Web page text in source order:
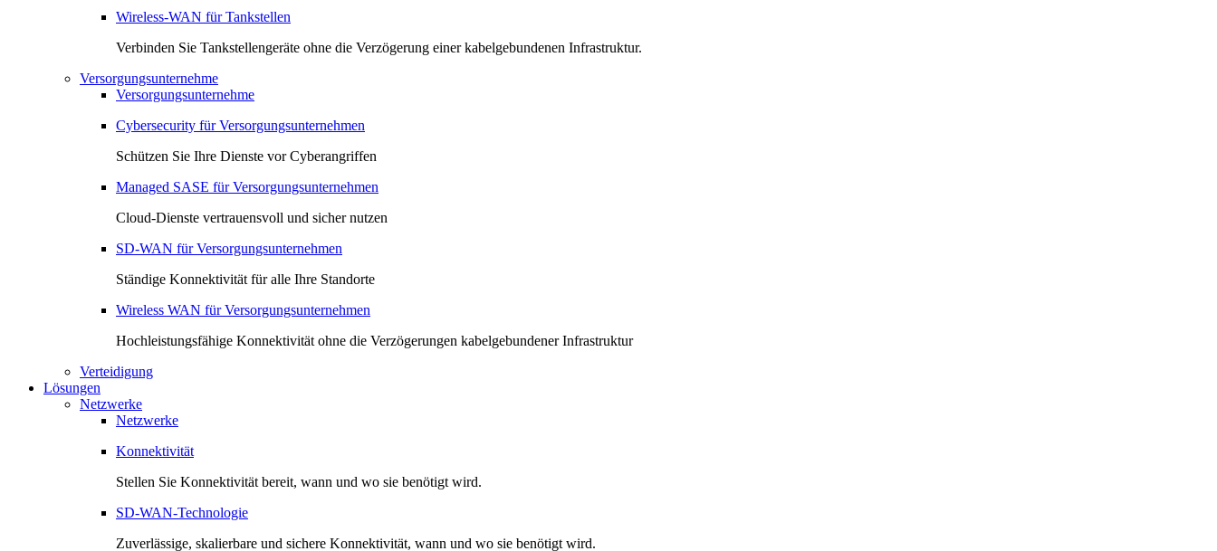
Wireless-WAN für Tankstellen
Verbinden Sie Tankstellengeräte ohne die Verzögerung einer kabelgebundenen Infrastruktur.
Versorgungsunternehme
Versorgungsunternehme
Cybersecurity für Versorgungsunternehmen
Schützen Sie Ihre Dienste vor Cyberangriffen
Managed SASE für Versorgungsunternehmen
Cloud-Dienste vertrauensvoll und sicher nutzen
SD-WAN für Versorgungsunternehmen
Ständige Konnektivität für alle Ihre Standorte
Wireless WAN für Versorgungsunternehmen
Hochleistungsfähige Konnektivität ohne die Verzögerungen kabelgebundener Infrastruktur
Verteidigung
Lösungen
Netzwerke
Netzwerke
Konnektivität
Stellen Sie Konnektivität bereit, wann und wo sie benötigt wird.
SD-WAN-Technologie
Zuverlässige, skalierbare und sichere Konnektivität, wann und wo sie benötigt wird.